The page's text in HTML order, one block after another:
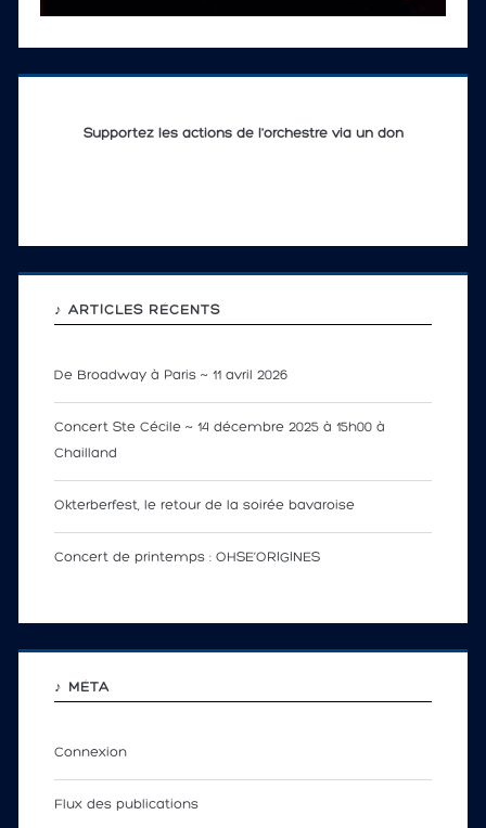
Supportez les actions de l'orchestre via un don
♪ ARTICLES RÉCENTS
De Broadway à Paris ~ 11 avril 2026
Concert Ste Cécile ~ 14 décembre 2025 à 15h00 à
Chailland
Okterberfest, le retour de la soirée bavaroise
Concert de printemps : OHSE’ORIGINES
♪ MÉTA
Connexion
Flux des publications